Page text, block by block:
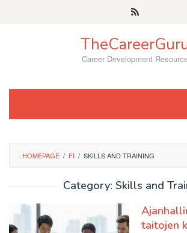
Career Development
HOMEPAGE / FI / SKILLS AND TRAINING
Category: Skills and
taitojen